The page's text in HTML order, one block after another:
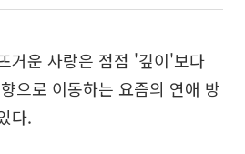
거운 사랑은 점점 '깊이'보다
으로 이동하는 요즘의 연애 방
다.